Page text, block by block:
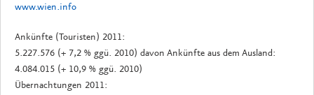
www.wien.info
Ankünfte (Touristen) 2011:
5.227.576 (+ 7,2 % ggü. 2010) davon Ankünfte aus dem Ausland:
4.084.015 (+ 10,9 % ggü. 2010)
Übernachtungen 2011: